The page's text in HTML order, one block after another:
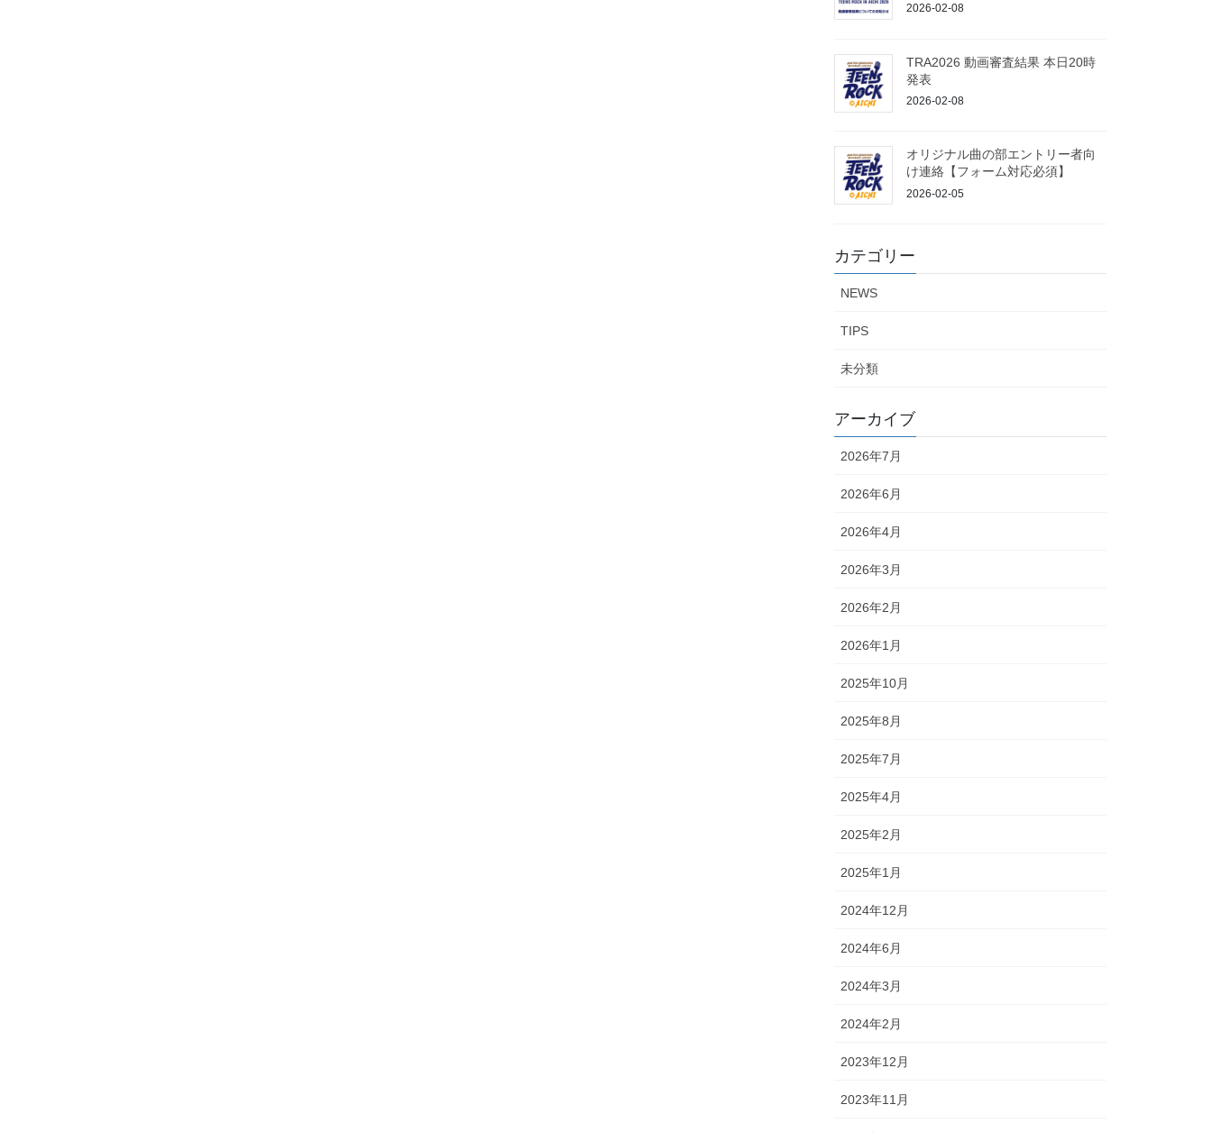
2026-02-08
TRA2026 動画審査結果 本日20時
発表
2026-02-08
オリジナル曲の部エントリー者向
け連絡【フォーム対応必須】
2026-02-05
カテゴリー
NEWS
TIPS
未分類
アーカイブ
2026年7月
2026年6月
2026年4月
2026年3月
2026年2月
2026年1月
2025年10月
2025年8月
2025年7月
2025年4月
2025年2月
2025年1月
2024年12月
2024年6月
2024年3月
2024年2月
2023年12月
2023年11月